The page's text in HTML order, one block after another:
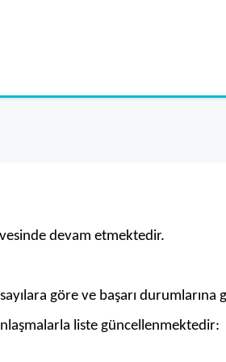
devam etmektedir.
göre ve başarı
liste güncellenmektedir: